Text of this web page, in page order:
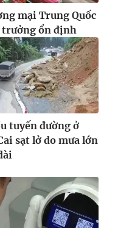
mại Trung Quốc
trưởng ổn định
tuyến đường ở
sạt lở do mưa lớn